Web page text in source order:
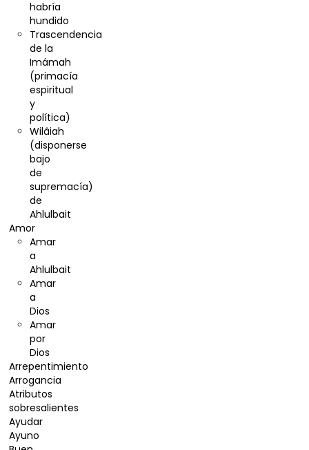
habría
hundido
Trascendencia
de la
Imámah
(primacía
espiritual
y
política)
Wilâiah
(disponerse
bajo
de
supremacía)
de
Ahlulbait
Amor
Amar
a
Ahlulbait
Amar
a
Dios
Amar
por
Dios
Arrepentimiento
Arrogancia
Atributos
sobresalientes
Ayudar
Ayuno